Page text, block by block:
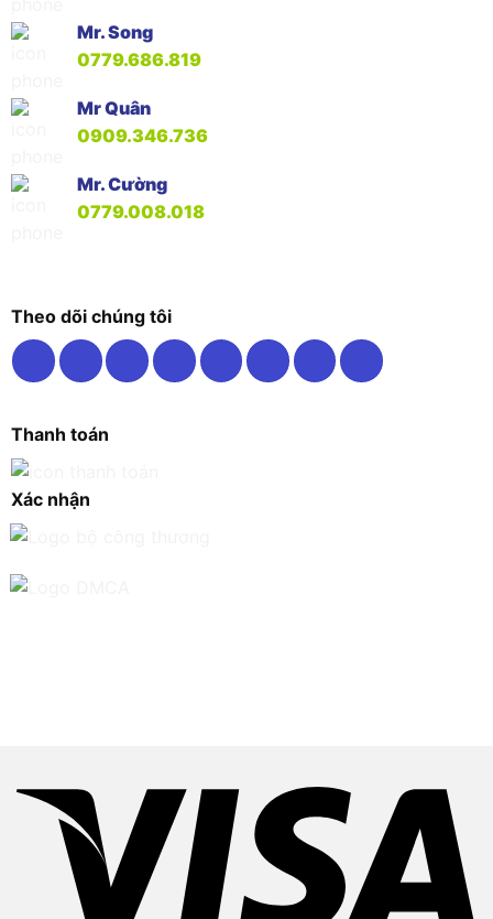
Mr. Song
0779.686.819
Mr Quân
0909.346.736
Mr. Cường
0779.008.018
Theo dõi chúng tôi
Thanh toán
Xác nhận